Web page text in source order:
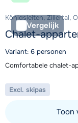
Vergelijk
Königsleiten, Zillertal,
Chalet-
Variant: 6 personen
Comfortabele chalet-
Excl. skipas
Toon